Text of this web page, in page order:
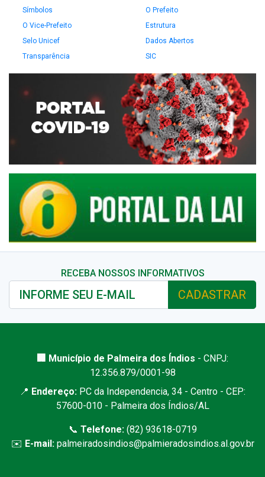
Símbolos
O Prefeito
O Vice-Prefeito
Estrutura
Selo Unicef
Dados Abertos
Transparência
SIC
RECEBA NOSSOS INFORMATIVOS
CADASTRAR
🏢 Município de Palmeira dos Índios - CNPJ:
12.356.879/0001-98
📍 Endereço: PC da Independencia, 34 - Centro - CEP:
57600-010 - Palmeira dos Índios/AL
📞 Telefone:(82) 93618-0719
✉️ E-mail: palmeiradosindios@palmieradosindios.al.gov.br